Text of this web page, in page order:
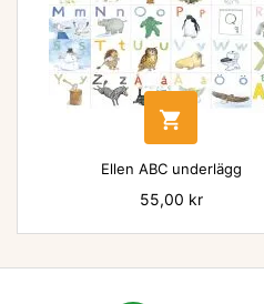

Ellen ABC underlägg
Pris
55,00 kr